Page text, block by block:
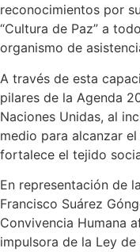
reconocimientos por
“Cultura de Paz” a
organismo de
A través de esta
pilares de la Agenda
Naciones Unidas, al
medio para alcanzar
fortalece el tejido
En representación de
Francisco Suárez
Convivencia Humana
impulsora de la Ley